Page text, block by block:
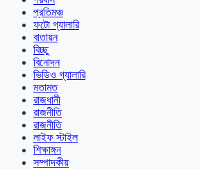
প্রতিমঞ্চ
ফটো গ্যালারি
বাতায়ন
বিচ্ছু
বিনোদন
ভিডিও গ্যালারি
মতামত
রাজধানী
রাজনীতি
রাজনীতি
লাইফ স্টাইল
শিক্ষাঙ্গন
সম্পাদকীয়